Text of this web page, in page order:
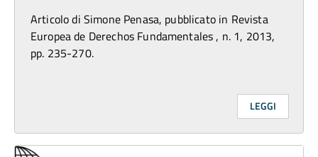
Articolo di Simone Penasa, pubblicato in Revista
Europea de Derechos Fundamentales , n. 1, 2013,
pp. 235-270.
LEGGI